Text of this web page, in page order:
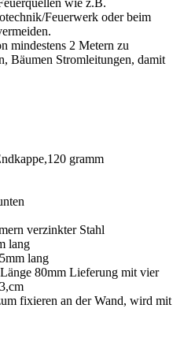
wie z.B.
Feuerwerk oder beim
mindestens 2 Metern zu
Bäumen Stromleitungen, damit
gramm
verzinkter Stahl
lang
lang
80mm Lieferung mit vier
fixieren an der Wand, wird mit